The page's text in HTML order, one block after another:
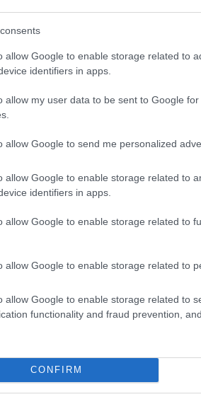
allow Google to enable storage related to
identifiers in apps.
allow my user data to be sent to Google
allow Google to send me personalized
allow Google to enable storage related to
identifiers in apps.
allow Google to enable storage related to
allow Google to enable storage related to
allow Google to enable storage related to
functionality and fraud prevention,
CONFIRM
ez az első komoly hullámvölgy.
voltak, hogy aztán egy
egymásra, és tavaly
megosztott a követőivel,
A szóvivő szerint
közös házi állatuknak. Hogy